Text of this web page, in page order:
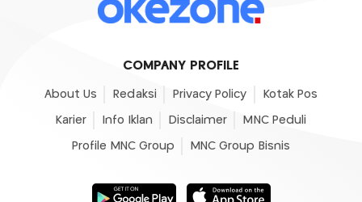
COMPANY PROFILE
About Us Redaksi Privacy Policy Kotak Pos
Karier Info Iklan Disclaimer MNC Peduli
Profile MNC Group MNC Group Bisnis